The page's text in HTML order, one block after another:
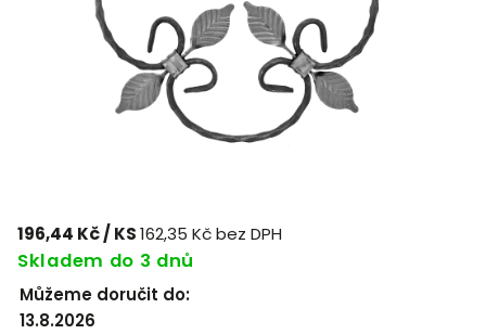
196,44 Kč/ KS162,35 Kč bez DPH
Skladem do 3 dnů
Můžeme doručit do:
13.8.2026